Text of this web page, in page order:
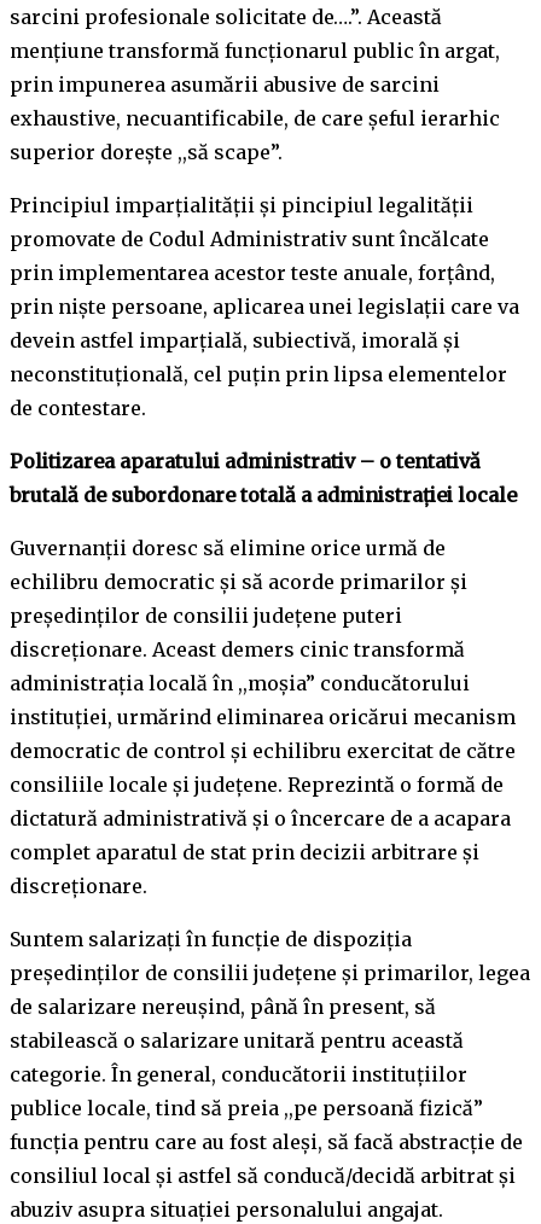
sarcini profesionale solicitate de….”. Această
menţiune transformă funcţionarul public în argat,
prin impunerea asumării abusive de sarcini
exhaustive, necuantificabile, de care şeful ierarhic
superior doreşte ,,să scape”.
Principiul imparţialităţii şi pincipiul legalităţii
promovate de Codul Administrativ sunt încălcate
prin implementarea acestor teste anuale, forţând,
prin nişte persoane, aplicarea unei legislaţii care va
devein astfel imparţială, subiectivă, imorală şi
neconstituţională, cel puţin prin lipsa elementelor
de contestare.
Politizarea aparatului administrativ – o tentativă
brutală de subordonare totală a administrației locale
Guvernanții doresc să elimine orice urmă de
echilibru democratic și să acorde primarilor și
președinților de consilii județene puteri
discreționare. Aceast demers cinic transformă
administrația locală în ,,moşia” conducătorului
instituţiei, urmărind eliminarea oricărui mecanism
democratic de control și echilibru exercitat de către
consiliile locale și județene. Reprezintă o formă de
dictatură administrativă şi o încercare de a acapara
complet aparatul de stat prin decizii arbitrare şi
discreţionare.
Suntem salarizaţi în funcţie de dispoziţia
preşedinţilor de consilii judeţene şi primarilor, legea
de salarizare nereuşind, până în present, să
stabilească o salarizare unitară pentru această
categorie. În general, conducătorii instituţiilor
publice locale, tind să preia ,,pe persoană fizică”
funcţia pentru care au fost aleşi, să facă abstracţie de
consiliul local şi astfel să conducă/decidă arbitrat şi
abuziv asupra situaţiei personalului angajat.